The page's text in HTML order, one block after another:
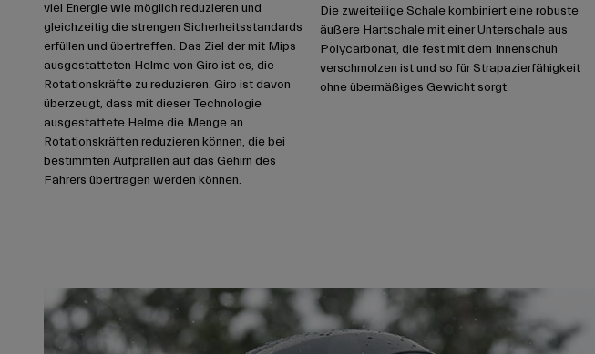
viel Energie wie möglich reduzieren und
gleichzeitig die strengen Sicherheitsstandards
erfüllen und übertreffen. Das Ziel der mit Mips
ausgestatteten Helme von Giro ist es, die
Rotationskräfte zu reduzieren. Giro ist davon
überzeugt, dass mit dieser Technologie
ausgestattete Helme die Menge an
Rotationskräften reduzieren können, die bei
bestimmten Aufprallen auf das Gehirn des
Fahrers übertragen werden können.
Die zweiteilige Schale kombiniert eine robuste
äußere Hartschale mit einer Unterschale aus
Polycarbonat, die fest mit dem Innenschuh
verschmolzen ist und so für Strapazierfähigkeit
ohne übermäßiges Gewicht sorgt.